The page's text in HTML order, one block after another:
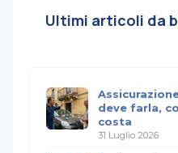
Ultimi articoli da
deve farla,
costa
31 Luglio 2026